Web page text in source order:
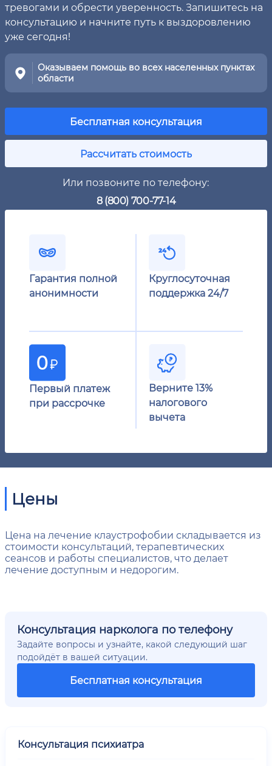
тревогами и обрести уверенность. Запишитесь на
консультацию и начните путь к выздоровлению
уже сегодня!
Оказываем помощь во всех населенных пунктах
области
Бесплатная консультация
Рассчитать стоимость
Или позвоните по телефону:
8 (800) 700-77-14
Гарантия полной
анонимности
Круглосуточная
поддержка 24/7
Первый платеж
при рассрочке
Верните 13%
налогового
вычета
Цены
Цена на лечение клаустрофобии складывается из
стоимости консультаций, терапевтических
сеансов и работы специалистов, что делает
лечение доступным и недорогим.
Консультация нарколога по телефону
Задайте вопросы и узнайте, какой следующий шаг
подойдёт в вашей ситуации.
Бесплатная консультация
Консультация психиатра